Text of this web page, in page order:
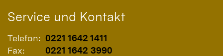
Service und Kontakt
Telefon: 0221 1642 1411
Fax:
0221 1642 3990